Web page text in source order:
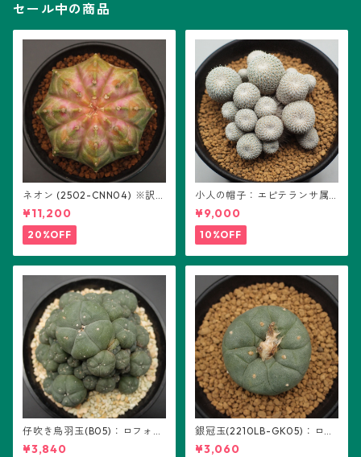
セール中の商品
ネオン (2502-CNN04) ※訳あ
り：ギムノカリキウム属 ※実
生
¥11,200
20%OFF
小人の帽子：エピテランサ属
(B01)
¥9,000
10%OFF
仔吹き烏羽玉(B05)：ロフォフ
ォラ属
¥3,840
銀冠玉(2210LB-GK05)：ロフ
ォフォラ属 ※実生
¥3,060